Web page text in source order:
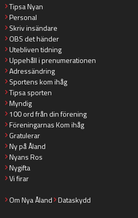
Tipsa Nyan
Personal
Skriv insändare
OBS det händer
Utebliven tidning
Uppehåll i prenumerationen
Adressändring
Sportens kom ihåg
Tipsa sporten
Myndig
100 ord från din förening
Föreningarnas Kom ihåg
Gratulerar
Ny på Åland
Nyans Ros
Nygifta
Vi firar
Om Nya Åland Dataskydd